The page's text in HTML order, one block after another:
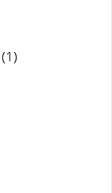
(1)